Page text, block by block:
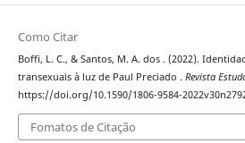
Como Citar
Boffi, L. C., & Santos, M. A. dos . (2022).
transexuais à luz de Paul Preciado . Revista
https://doi.org/10.1590/1806-9584-
Fomatos de Citação